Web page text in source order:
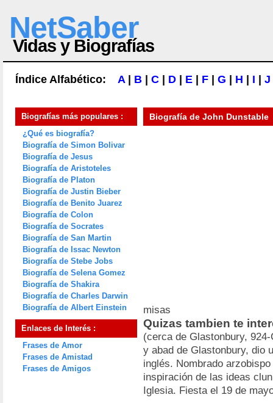
NetSaber
Vidas y Biografías
Índice Alfabético: A| B C D E F G H I J
Biografías más populares :
¿Qué es biografía?
Biografía de Simon Bolivar
Biografía de Jesus
Biografía de Aristoteles
Biografía de Platon
Biografía de Justin Bieber
Biografía de Benito Juarez
Biografía de Colon
Biografía de Socrates
Biografía de San Martin
Biografía de Issac Newton
Biografía de Stebe Jobs
Biografía de Selena Gomez
Biografía de Shakira
Biografía de Charles Darwin
Biografía de Albert Einstein
Enlaces de Interés :
Frases de Amor
Frases de Amistad
Frases de Amigos
Biografía de John Dunstable
misas
Quizas tambien te
(cerca de Glastonbury,
y abad de Glastonbury, dio
inglés. Nombrado
inspiración de las ideas
Iglesia. Fiesta el 19 de